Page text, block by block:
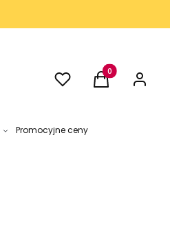
UlubioneProdukty w
Koszyk Zaloguj
Promocyjne ceny